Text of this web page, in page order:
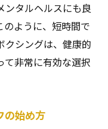
ンタルヘルスにも良
のように、短時間で
クシングは、健康的
て非常に有効な選択
の始め方